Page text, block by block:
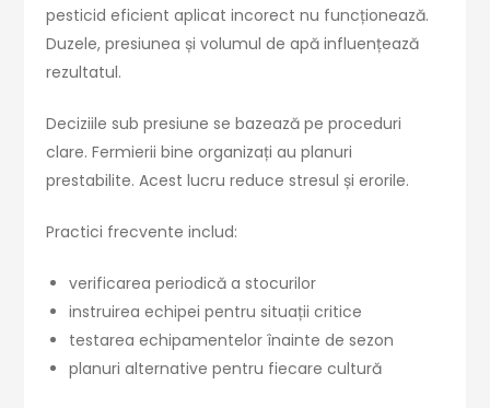
pesticid eficient aplicat incorect nu funcționează.
Duzele, presiunea și volumul de apă influențează
rezultatul.
Deciziile sub presiune se bazează pe proceduri
clare. Fermierii bine organizați au planuri
prestabilite. Acest lucru reduce stresul și erorile.
Practici frecvente includ:
verificarea periodică a stocurilor
instruirea echipei pentru situații critice
testarea echipamentelor înainte de sezon
planuri alternative pentru fiecare cultură